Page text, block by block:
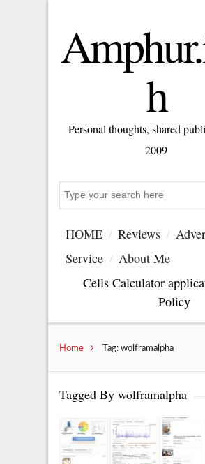
h
Personal thoughts, shared
2009
HOME Reviews
Service
About Me
Cells Calculator
Policy
Home Tag: wolframalpha
Tagged By wolframalpha